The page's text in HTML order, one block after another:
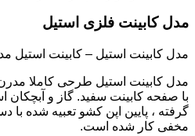
مدل کابینت فلزی استیل
مدل کابینت استیل – کابینت استیل
مدل کابینت استیل طرحی کاملا
با صفحه کابینت سفید. گاز و آبچکان
گرفته ، پایین اپن کشو تعبیه شده با
مخفی کار شده است.